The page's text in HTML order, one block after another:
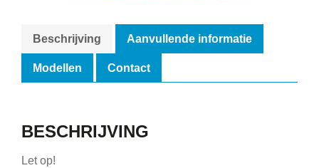
Beschrijving Aanvullende informatie
Modellen Contact
BESCHRIJVING
Let op!